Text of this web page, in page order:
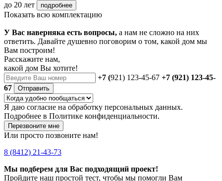
до 20 лет
подробнее
Показать всю комплектацию
У Вас наверняка есть вопросы, а нам не сложно на них
ответить. Давайте душевно поговорим о том, какой дом мы
Вам построим!
Расскажите нам,
какой дом Вы хотите!
+7 (921) 123-45-67 +7 (921) 123-45-
67
Отправить
Я даю согласие на обработку персональных данных.
Подробнее в Политике конфиденциальности.
Перезвоните мне
Или просто позвоните нам!
8 (8412) 21-43-73
Мы подберем для Вас подходящий проект!
Пройдите наш простой тест, чтобы мы помогли Вам